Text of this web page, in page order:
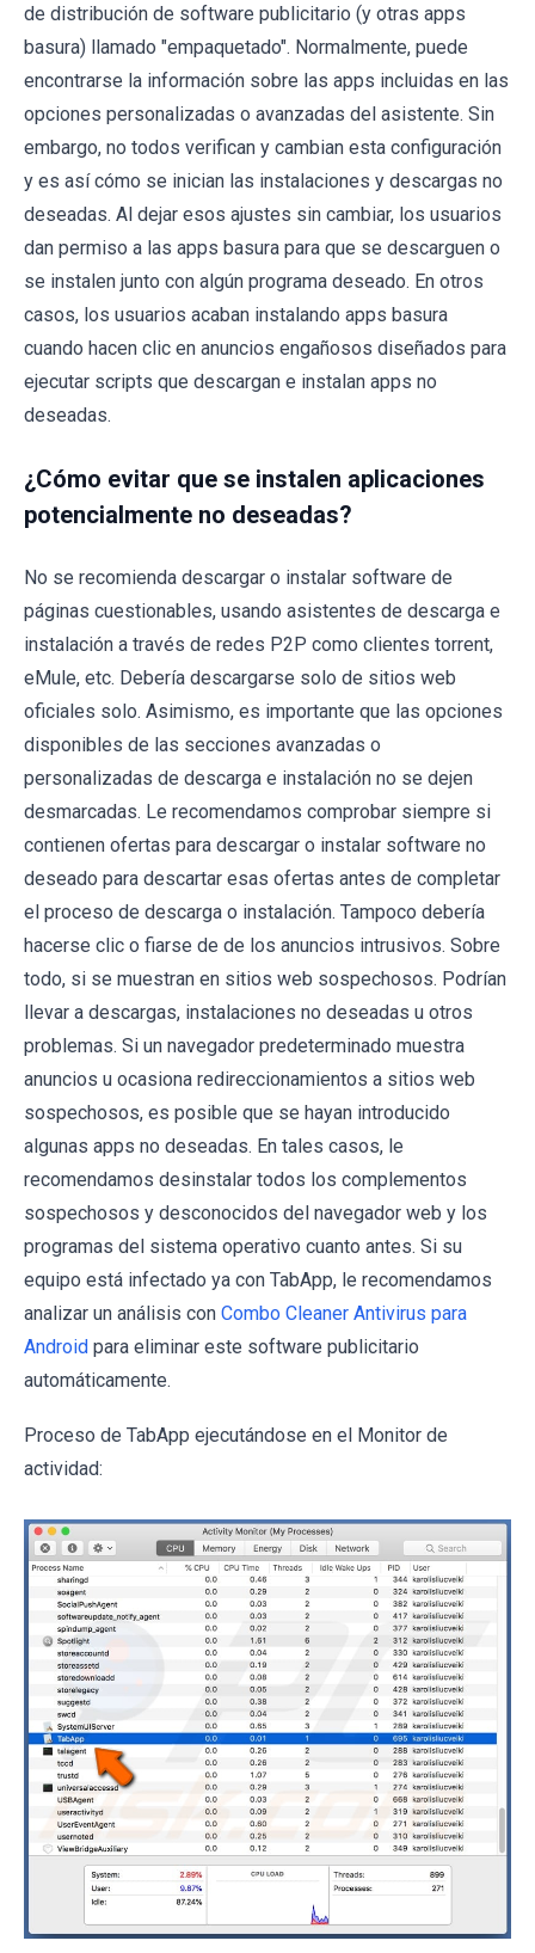
de distribución de software publicitario (y otras apps
basura) llamado "empaquetado". Normalmente, puede
encontrarse la información sobre las apps incluidas en las
opciones personalizadas o avanzadas del asistente. Sin
embargo, no todos verifican y cambian esta configuración
y es así cómo se inician las instalaciones y descargas no
deseadas. Al dejar esos ajustes sin cambiar, los usuarios
dan permiso a las apps basura para que se descarguen o
se instalen junto con algún programa deseado. En otros
casos, los usuarios acaban instalando apps basura
cuando hacen clic en anuncios engañosos diseñados para
ejecutar scripts que descargan e instalan apps no
deseadas.
¿Cómo evitar que se instalen aplicaciones
potencialmente no deseadas?
No se recomienda descargar o instalar software de
páginas cuestionables, usando asistentes de descarga e
instalación a través de redes P2P como clientes torrent,
eMule, etc. Debería descargarse solo de sitios web
oficiales solo. Asimismo, es importante que las opciones
disponibles de las secciones avanzadas o
personalizadas de descarga e instalación no se dejen
desmarcadas. Le recomendamos comprobar siempre si
contienen ofertas para descargar o instalar software no
deseado para descartar esas ofertas antes de completar
el proceso de descarga o instalación. Tampoco debería
hacerse clic o fiarse de de los anuncios intrusivos. Sobre
todo, si se muestran en sitios web sospechosos. Podrían
llevar a descargas, instalaciones no deseadas u otros
problemas. Si un navegador predeterminado muestra
anuncios u ocasiona redireccionamientos a sitios web
sospechosos, es posible que se hayan introducido
algunas apps no deseadas. En tales casos, le
recomendamos desinstalar todos los complementos
sospechosos y desconocidos del navegador web y los
programas del sistema operativo cuanto antes. Si su
equipo está infectado ya con TabApp, le recomendamos
analizar un análisis con Combo Cleaner Antivirus para
Android para eliminar este software publicitario
automáticamente.
Proceso de TabApp ejecutándose en el Monitor de
actividad: